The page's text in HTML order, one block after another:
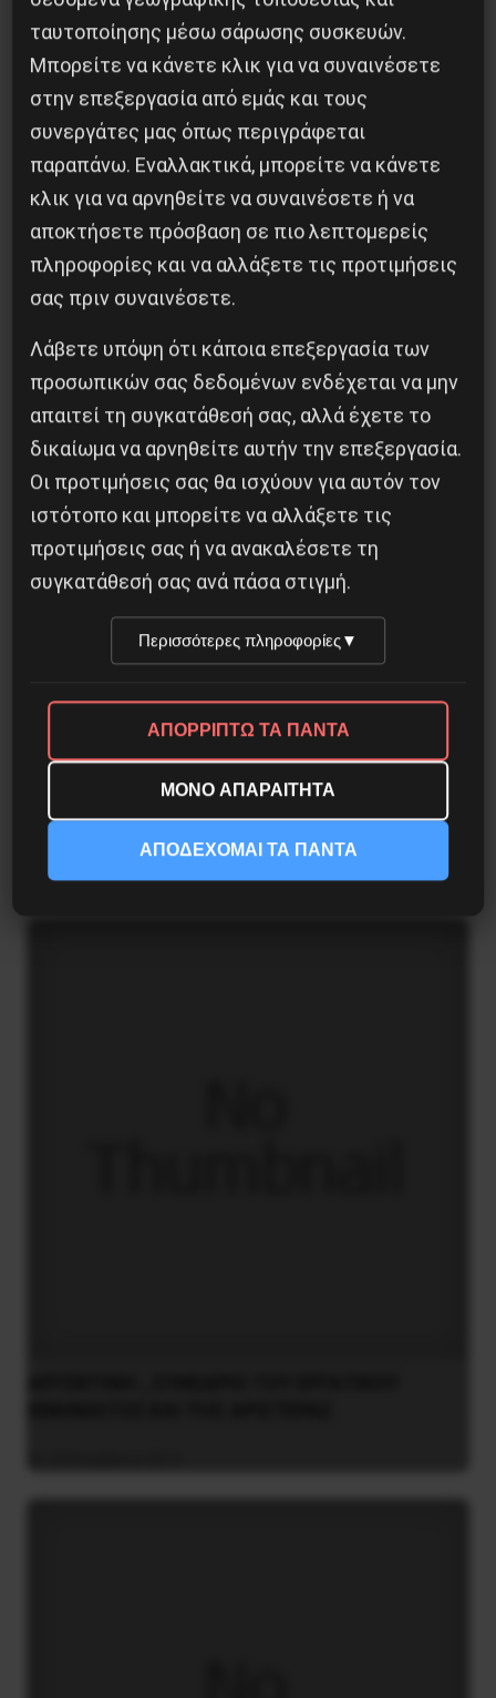
ΒΙΒΛΙΟΠΑΡΟΥΣΙΑΣΗ: “Η ΕΡΓΑΤΙΚΗ ΤΑΞΗ ΣΤΗΝ
ΕΛΛΑΔΑ. ΑΠΟ ΤΗΝ ΠΡΩΤΗ ΣΥΓΚΡΟΤΗΣΗ
ΣΤΟΥΣ ΤΑΞΙΚΟΥΣ ΑΓΩΝΕΣ ΤΟΥ
ΜΕΣΟΠΟΛΕΜΟΥ”
7 Φεβρουαρίου 2016
“Εγώ, ο Βασίλειος Μάγγος καταγγέλλω”
16 Ιουλίου 2020
ταυτοποίησης μέσω σάρωσης συσκευών.
Μπορείτε να κάνετε κλικ για να συναινέσετε
στην επεξεργασία από εμάς και τους
συνεργάτες μας όπως περιγράφεται
παραπάνω. Εναλλακτικά, μπορείτε να κάνετε
κλικ για να αρνηθείτε να συναινέσετε ή να
αποκτήσετε πρόσβαση σε πιο λεπτομερείς
πληροφορίες και να αλλάξετε τις προτιμήσεις
σας πριν συναινέσετε.
Λάβετε υπόψη ότι κάποια επεξεργασία των
προσωπικών σας δεδομένων ενδέχεται να μην
απαιτεί τη συγκατάθεσή σας, αλλά έχετε το
δικαίωμα να αρνηθείτε αυτήν την επεξεργασία.
Οι προτιμήσεις σας θα ισχύουν για αυτόν τον
ιστότοπο και μπορείτε να αλλάξετε τις
προτιμήσεις σας ή να ανακαλέσετε τη
συγκατάθεσή σας ανά πάσα στιγμή.
Περισσότερες πληροφορίες▼
ΑΠΟΡΡΙΠΤΩ ΤΑ ΠΑΝΤΑ
ΜΟΝΟ ΑΠΑΡΑΙΤΗΤΑ
ΑΠΟΔΕΧΟΜΑΙ ΤΑ ΠΑΝΤΑ